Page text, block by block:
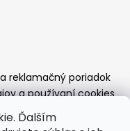
Ďalším
reklamačný poriadok
a používaní cookies